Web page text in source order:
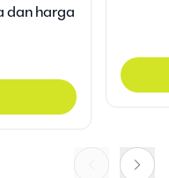
dan harga